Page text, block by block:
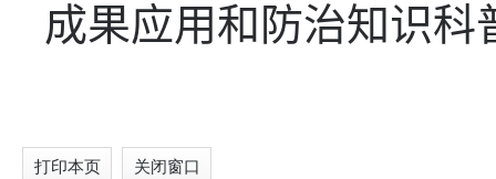
成果应用和防治知识科
打印本页 关闭窗口